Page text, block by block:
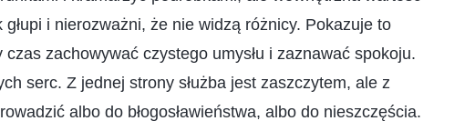
i nierozważni, że nie widzą różnicy. Pokazuje to
zachowywać czystego umysłu i zaznawać spokoju.
serc. Z jednej strony służba jest zaszczytem, ale z
albo do błogosławieństwa, albo do nieszczęścia.